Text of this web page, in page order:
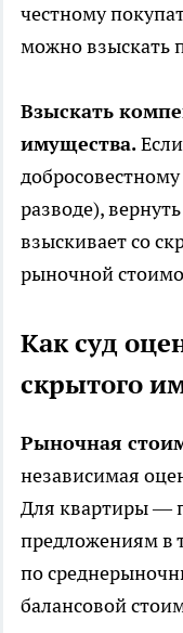
честному
можно взыскать
Взыскать
имущества.
разводе),
взыскивает со
рыночной
Как суд
скрытого
Рыночная
независимая
Для квартиры —
предложениям
по
балансовой